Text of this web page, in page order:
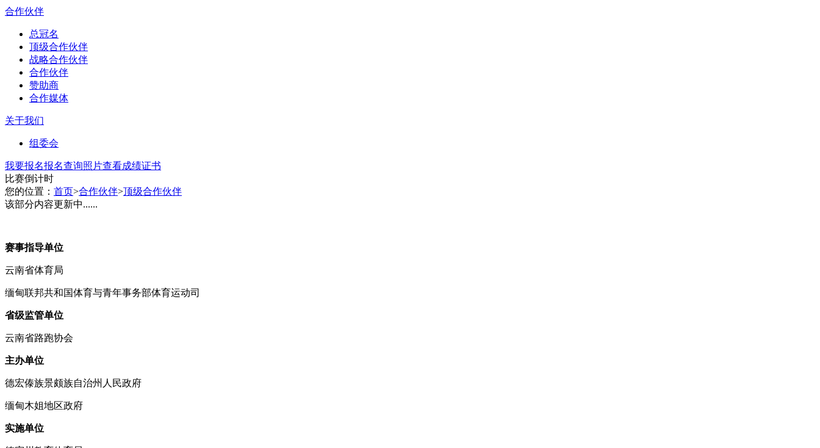
合作伙伴
总冠名
顶级合作伙伴
战略合作伙伴
合作伙伴
赞助商
合作媒体
关于我们
组委会
我要报名报名查询照片查看成绩证书
比赛倒计时
您的位置： 首页>合作伙伴>顶级合作伙伴
该部分内容更新中......
赛事指导单位
云南省体育局
缅甸联邦共和国体育与青年事务部体育运动司
省级监管单位
云南省路跑协会
主办单位
德宏傣族景颇族自治州人民政府
缅甸木姐地区政府
实施单位